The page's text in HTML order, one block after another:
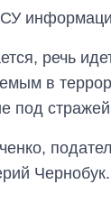
речь
в
под
Чернобук.